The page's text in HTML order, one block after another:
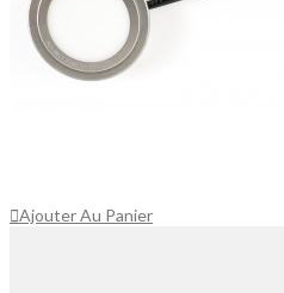
Ajouter Au Panier